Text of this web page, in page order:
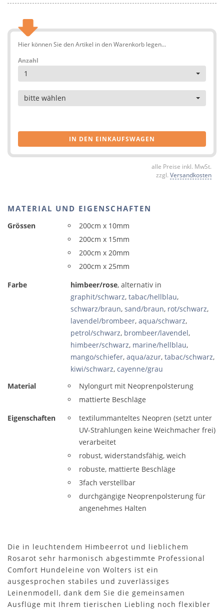
Hier können Sie den Artikel in den Warenkorb legen...
Anzahl
1
Artikel
bitte wählen
IN DEN EINKAUFSWAGEN
alle Preise inkl. MwSt.
zzgl. Versandkosten
MATERIAL UND EIGENSCHAFTEN
Grössen
200cm x 10mm
200cm x 15mm
200cm x 20mm
200cm x 25mm
Farbe
himbeer/rose, alternativ in
graphit/schwarz, tabac/hellblau,
schwarz/braun, sand/braun, rot/schwarz,
lavendel/brombeer, aqua/schwarz,
petrol/schwarz, brombeer/lavendel,
himbeer/schwarz, marine/hellblau,
mango/schiefer, aqua/azur, tabac/schwarz,
kiwi/schwarz, cayenne/grau
Material
Nylongurt mit Neoprenpolsterung
mattierte Beschläge
Eigenschaften
textilummanteltes Neopren (setzt unter
UV-Strahlungen keine Weichmacher frei)
verarbeitet
robust, widerstandsfähig, weich
robuste, mattierte Beschläge
3fach verstellbar
durchgängige Neoprenpolsterung für
angenehmes Halten
Die in leuchtendem Himbeerrot und lieblichem
Rosarot sehr harmonisch abgestimmte Professional
Comfort Hundeleine von Wolters ist ein
ausgesprochen stabiles und zuverlässiges
Leinenmodell, dank dem Sie die gemeinsamen
Ausflüge mit Ihrem tierischen Liebling noch flexibler